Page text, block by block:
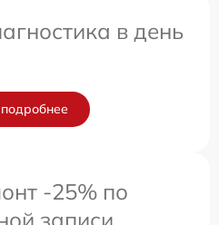
в день
-25% по